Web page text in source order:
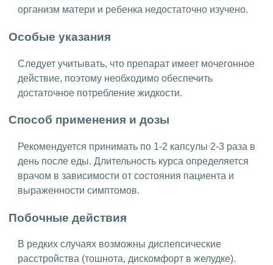
организм матери и ребенка недостаточно изучено.
Особые указания
Следует учитывать, что препарат имеет мочегонное
действие, поэтому необходимо обеспечить
достаточное потребление жидкости.
Способ применения и дозы
Рекомендуется принимать по 1-2 капсулы 2-3 раза в
день после еды. Длительность курса определяется
врачом в зависимости от состояния пациента и
выраженности симптомов.
Побочные действия
В редких случаях возможны диспепсические
расстройства (тошнота, дискомфорт в желудке).